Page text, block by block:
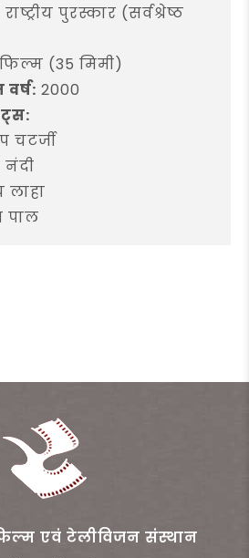
राष्ट्रीय पुरस्कार (सर्वश्रेष्ठ
फिल्म (35 मिमी)
2000
चटर्जी
पाल
एवं टेलीविजन संस्थान